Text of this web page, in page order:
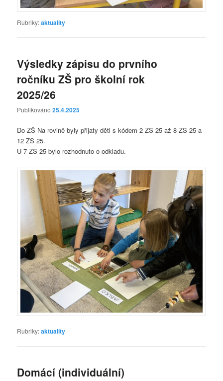
Rubriky:aktuality
Výsledky zápisu do prvního
ročníku ZŠ pro školní rok
2025/26
Publikováno25.4.2025
Do ZŠ Na rovině byly přijaty děti s kódem 2 ZS 25 až 8 ZS 25 a
12 ZS 25.
U 7 ZS 25 bylo rozhodnuto o odkladu.
Rubriky:aktuality
Domácí (individuální)